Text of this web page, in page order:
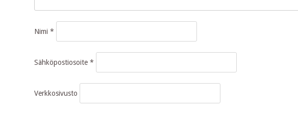
Nimi*
Sähköpostiosoite*
Verkkosivusto